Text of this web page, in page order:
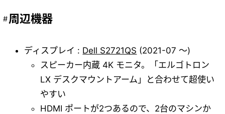
周辺機器
ディスプレイ : Dell S2721QS (2021-07 ～)
スピーカー内蔵 4K モニタ。「エルゴトロン
LX デスクマウントアーム」と合わせて超使い
やすい
HDMI ポートが2つあるので、2台のマシンか